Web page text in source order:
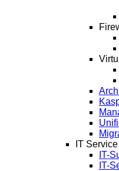
IT
IT-
IT-